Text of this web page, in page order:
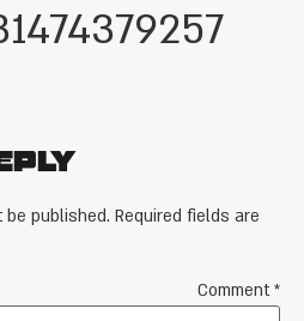
published. Required fields are
Comment*